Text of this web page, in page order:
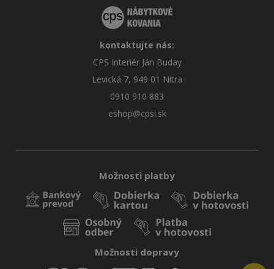
kontaktujte nás:
CPS Interiér Ján Buday
Levická 7, 949 01 Nitra
0910 910 883
eshop@cpsi.sk
Možnosti platby
Možnosti dopravy